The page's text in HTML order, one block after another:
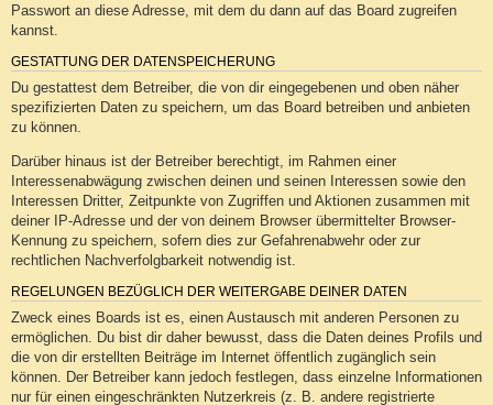
Passwort an diese Adresse, mit dem du dann auf das Board zugreifen
kannst.
GESTATTUNG DER DATENSPEICHERUNG
Du gestattest dem Betreiber, die von dir eingegebenen und oben näher
spezifizierten Daten zu speichern, um das Board betreiben und anbieten
zu können.
Darüber hinaus ist der Betreiber berechtigt, im Rahmen einer
Interessenabwägung zwischen deinen und seinen Interessen sowie den
Interessen Dritter, Zeitpunkte von Zugriffen und Aktionen zusammen mit
deiner IP-Adresse und der von deinem Browser übermittelter Browser-
Kennung zu speichern, sofern dies zur Gefahrenabwehr oder zur
rechtlichen Nachverfolgbarkeit notwendig ist.
REGELUNGEN BEZÜGLICH DER WEITERGABE DEINER DATEN
Zweck eines Boards ist es, einen Austausch mit anderen Personen zu
ermöglichen. Du bist dir daher bewusst, dass die Daten deines Profils und
die von dir erstellten Beiträge im Internet öffentlich zugänglich sein
können. Der Betreiber kann jedoch festlegen, dass einzelne Informationen
nur für einen eingeschränkten Nutzerkreis (z. B. andere registrierte